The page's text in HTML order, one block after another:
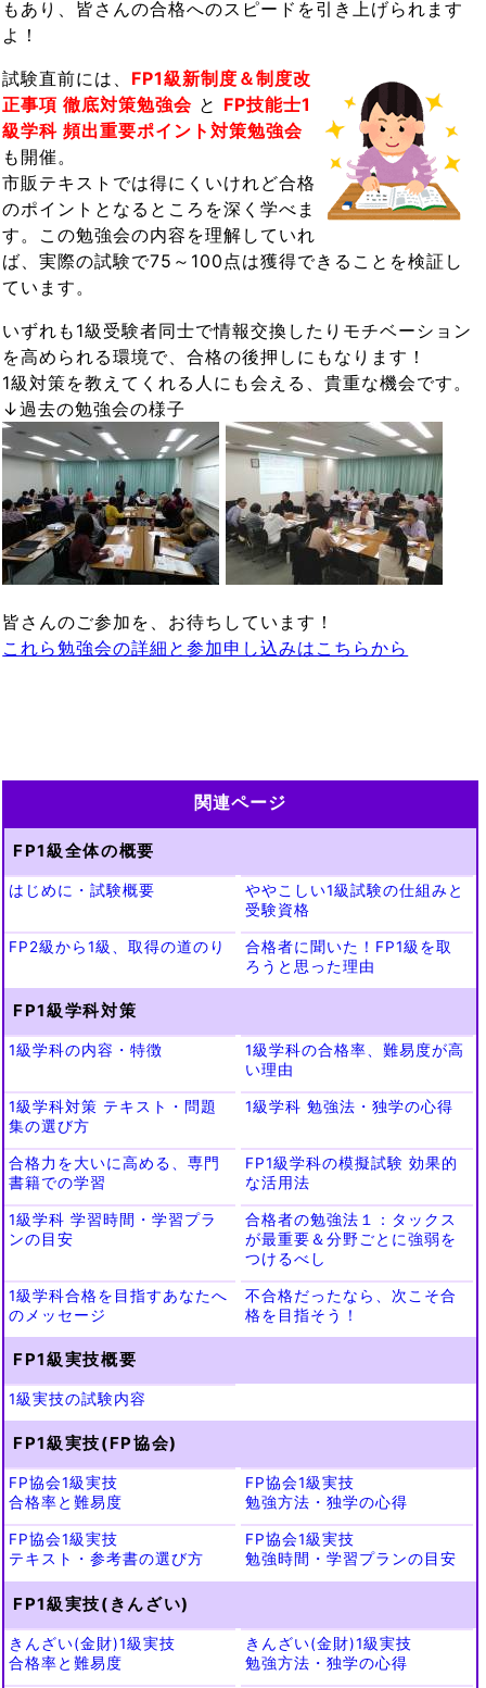
もあり、皆さんの合格へのスピードを引き上げられます
よ！
試験直前には、 FP1級新制度＆制度改
正事項 徹底対策勉強会 と FP技能士1
級学科 頻出重要ポイント対策勉強会
も開催。
市販テキストでは得にくいけれど合格
のポイントとなるところを深く学べま
す。この勉強会の内容を理解していれ
ば、実際の試験で75～100点は獲得できることを検証し
ています。
いずれも1級受験者同士で情報交換したりモチベーション
を高められる環境で、合格の後押しにもなります！
1級対策を教えてくれる人にも会える、貴重な機会です。
↓過去の勉強会の様子
皆さんのご参加を、お待ちしています！
これら勉強会の詳細と参加申し込みはこちらから
関連ページ
FP1級全体の概要
はじめに・試験概要
ややこしい1級試験の仕組みと
受験資格
FP2級から1級、取得の道のり
合格者に聞いた！FP1級を取
ろうと思った理由
FP1級学科対策
1級学科の内容・特徴
1級学科の合格率、難易度が高
い理由
1級学科対策 テキスト・問題
集の選び方
1級学科 勉強法・独学の心得
合格力を大いに高める、専門
書籍での学習
FP1級学科の模擬試験 効果的
な活用法
1級学科 学習時間・学習プラ
ンの目安
合格者の勉強法１：タックス
が最重要＆分野ごとに強弱を
つけるべし
1級学科合格を目指すあなたへ
のメッセージ
不合格だったなら、次こそ合
格を目指そう！
FP1級実技概要
1級実技の試験内容
FP1級実技(FP協会)
FP協会1級実技
合格率と難易度
FP協会1級実技
勉強方法・独学の心得
FP協会1級実技
テキスト・参考書の選び方
FP協会1級実技
勉強時間・学習プランの目安
FP1級実技(きんざい)
きんざい(金財)1級実技
合格率と難易度
きんざい(金財)1級実技
勉強方法・独学の心得